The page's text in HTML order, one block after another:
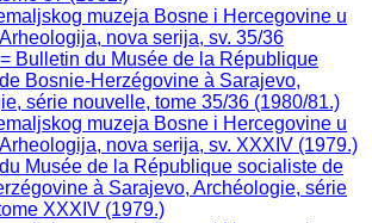
muzeja Bosne i Hercegovine u
nova serija, sv. 35/36
Bulletin du Musée de la République
Bosnie-Herzégovine à Sarajevo,
série nouvelle, tome 35/36 (1980/81.)
muzeja Bosne i Hercegovine u
nova serija, sv. XXXIV (1979.)
Musée de la République socialiste de
à Sarajevo, Archéologie, série
XXXIV (1979.)